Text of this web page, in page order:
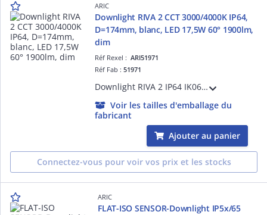
ARIC
Downlight RIVA 2 CCT 3000/4000K IP64,
D=174mm, blanc, LED 17,5W 60° 1900lm,
dim
Réf Rexel :ARI51971
Réf Fab :51971
Downlight RIVA 2 IP64 IK06, D=167mm, blanc, LED intégrée 17,5W 60° CCT 3000-4000K 1900lm UGR19, Alimentation 500mA séparée fournie, boite de connexion repiquable sans outil, variable par coupure de phase, 50000H
Voir les tailles d'emballage du
fabricant
Ajouter au panier
Connectez-vous pour voir vos prix et les stocks
ARIC
FLAT-ISO SENSOR-Downlight IP5x/65